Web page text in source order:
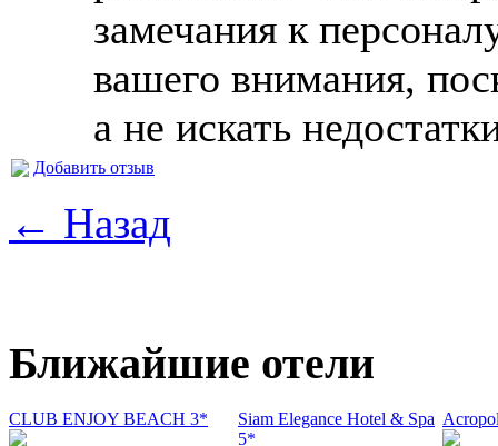
замечания к
вашего внимания,
а не искать
Добавить отзыв
← Назад
Ближайшие отели
CLUB ENJOY BEACH 3*
Siam Elegance Hotel & Spa
5*